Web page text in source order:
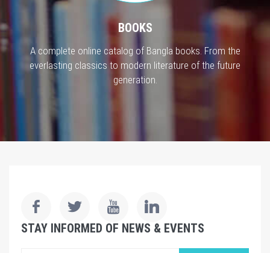
BOOKS
A complete online catalog of Bangla books. From the
everlasting classics to modern literature of the future
generation.
STAY INFORMED OF NEWS & EVENTS